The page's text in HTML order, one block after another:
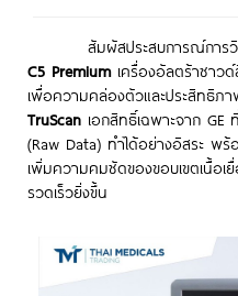
สัมผัสประสบการณ์การ
C5 Premiumเครื่องอัลตร้าซาว
เพื่อความคล่องตัวและประสิทธิภ
TruScan เอกสิทธิ์เฉพาะจาก
(Raw Data) ทำได้อย่างอิสระ พ
เพิ่มความคมชัดของขอบเขตเนื้อ
รวดเร็วยิ่งขึ้น